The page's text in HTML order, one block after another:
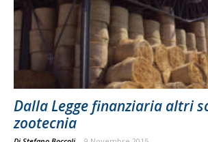
Dalla Legge finanziaria altri
zootecnia